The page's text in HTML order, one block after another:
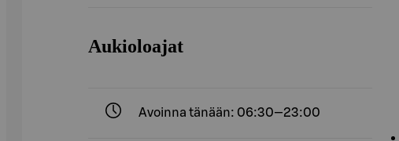
Aukioloajat
Avoinna tänään: 06:30—23:00